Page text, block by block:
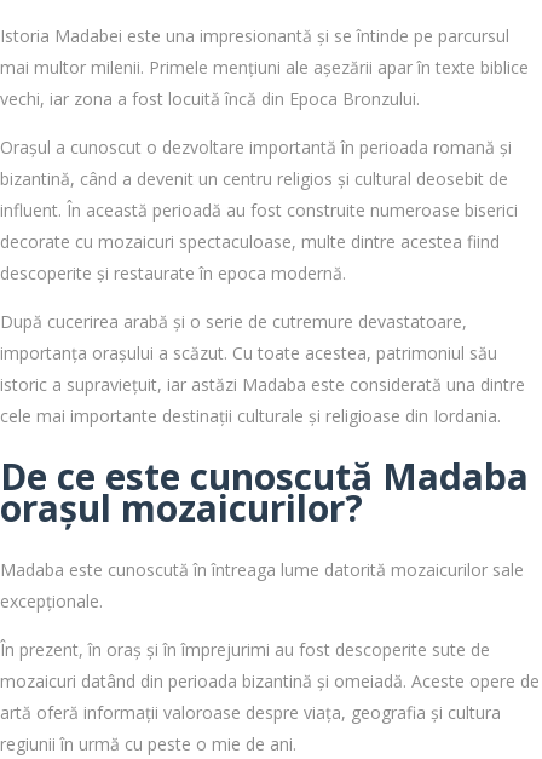
Istoria Madabei este una impresionantă și se întinde pe parcursul
mai multor milenii. Primele mențiuni ale așezării apar în texte biblice
vechi, iar zona a fost locuită încă din Epoca Bronzului.
Orașul a cunoscut o dezvoltare importantă în perioada romană și
bizantină, când a devenit un centru religios și cultural deosebit de
influent. În această perioadă au fost construite numeroase biserici
decorate cu mozaicuri spectaculoase, multe dintre acestea fiind
descoperite și restaurate în epoca modernă.
După cucerirea arabă și o serie de cutremure devastatoare,
importanța orașului a scăzut. Cu toate acestea, patrimoniul său
istoric a supraviețuit, iar astăzi Madaba este considerată una dintre
cele mai importante destinații culturale și religioase din Iordania.
De ce este cunoscută Madaba
orașul mozaicurilor?
Madaba este cunoscută în întreaga lume datorită mozaicurilor sale
excepționale.
În prezent, în oraș și în împrejurimi au fost descoperite sute de
mozaicuri datând din perioada bizantină și omeiadă. Aceste opere de
artă oferă informații valoroase despre viața, geografia și cultura
regiunii în urmă cu peste o mie de ani.